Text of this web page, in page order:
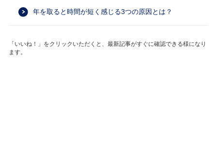
年を取ると時間が短く感じる3つの原因とは？
「いいね！」をクリックいただくと、最新記事がすぐに確認できる様になり
ます。